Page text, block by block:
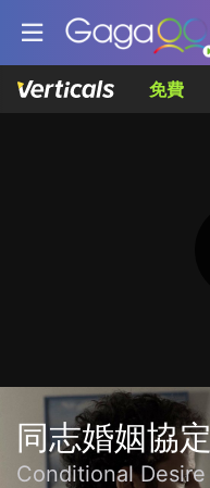
免費
同志婚姻協定
Conditional Desire